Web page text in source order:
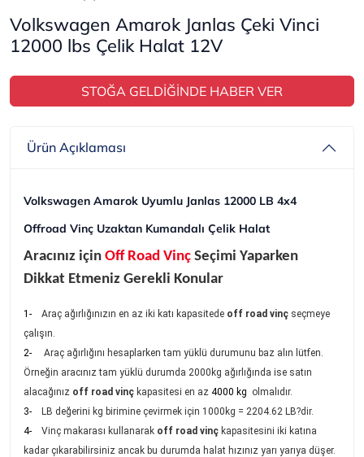
Volkswagen Amarok Janlas Çeki Vinci
12000 lbs Çelik Halat 12V
STOĞA GELDİĞİNDE HABER VER
Ürün Açıklaması
Volkswagen Amarok Uyumlu Janlas 12000 LB 4x4
Offroad Vinç Uzaktan Kumandalı Çelik Halat
Aracınız için Off Road Vinç Seçimi Yaparken
Dikkat Etmeniz Gerekli Konular
1 - Araç ağırlığınızın en az iki katı kapasitede off road vinç seçmeye
çalışın.
2- Araç ağırlığını hesaplarken tam yüklü durumunu baz alın lütfen.
Örneğin aracınız tam yüklü durumda 2000kg ağırlığında ise satın
alacağınız off road vinç kapasitesi en az 4000 kg olmalıdır.
3-
LB değerini kg birimine çevirmek için 1000kg = 2204.62 LB?dir.
4- Vinç makarası kullanarak off road vinç kapasitesini iki katına
kadar çıkarabilirsiniz ancak bu durumda halat hızınız yarı yarıya düşer.